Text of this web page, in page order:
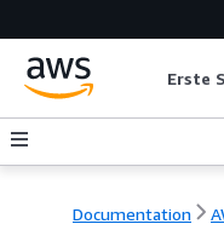
Erste
Documentation